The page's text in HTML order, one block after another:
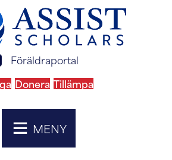
till föräldraportal
Föräldraportal
Donera Tillämpa
MENY